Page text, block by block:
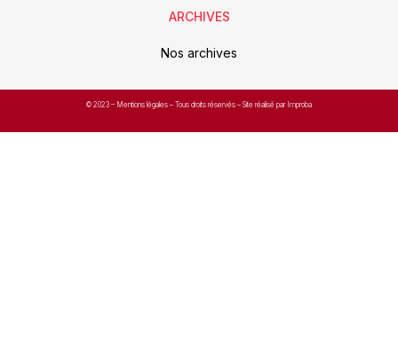
ARCHIVES
Nos archives
© 2023 – Mentions légales – Tous droits réservés – Site réalisé par Improba